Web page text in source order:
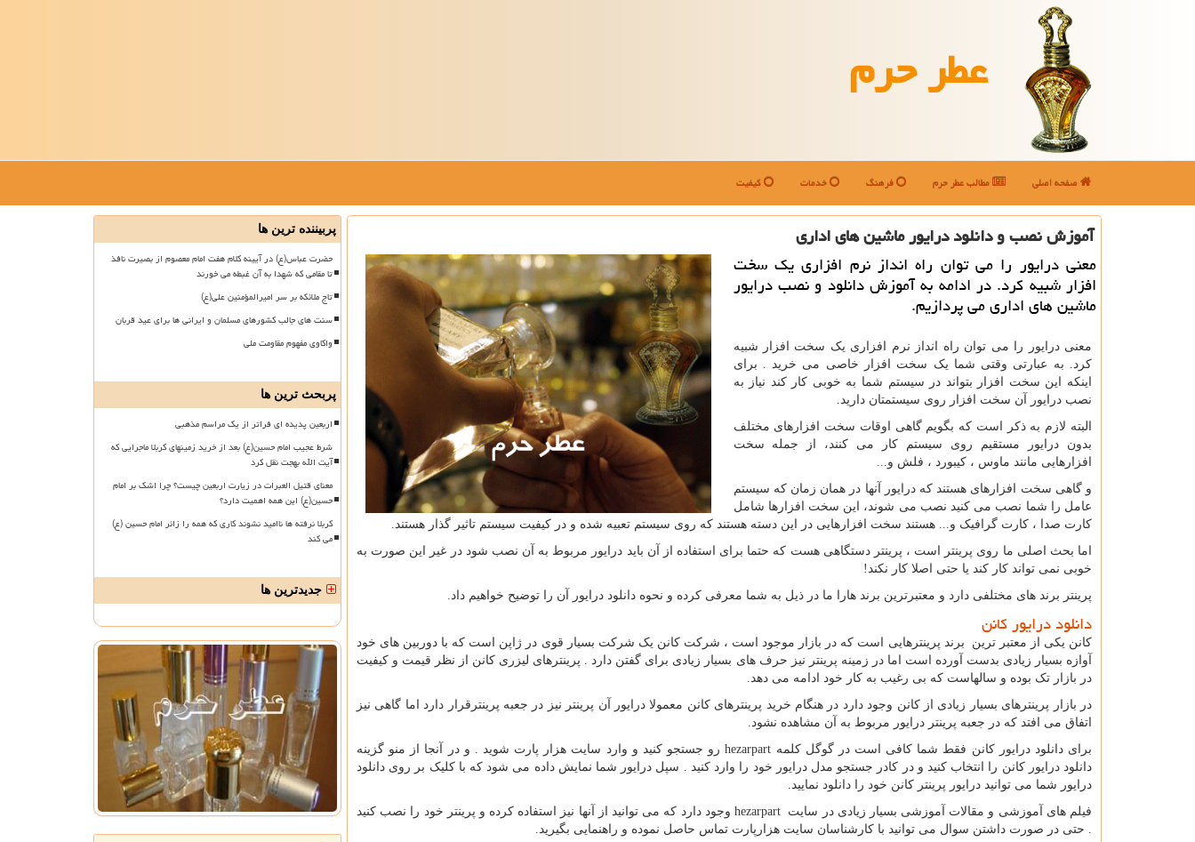
عطر حرم
صفحه اصلی مطالب عطر حرم فرهنگ خدمات کیفیت
آموزش نصب و دانلود درایور ماشین های اداری
معنی درایور را می توان راه انداز نرم افزاری یك سخت
افزار شبیه كرد. در ادامه به آموزش دانلود و نصب درایور
ماشین های اداری می پردازیم.
معنی درایور را می توان راه انداز نرم افزاری یک سخت افزار شبیه
کرد. به عبارتی وقتی شما یک سخت افزار خاصی می خرید . برای
اینکه این سخت افزار بتواند در سیستم شما به خوبی کار کند نیاز به
نصب درایور آن سخت افزار روی سیستمتان دارید.
البته لازم به ذکر است که بگویم گاهی اوقات سخت افزارهای مختلف
بدون درایور مستقیم روی سیستم کار می کنند، از جمله سخت
افزارهایی مانند ماوس ، کیبورد ، فلش و...
و گاهی سخت افزارهای هستند که درایور آنها در همان زمان که سیستم
عامل را شما نصب می کنید نصب می شوند، این سخت افزارها شامل
کارت صدا ، کارت گرافیک و... هستند سخت افزارهایی در این دسته هستند که روی سیستم تعبیه شده و در کیفیت سیستم تاثیر گذار هستند.
اما بحث اصلی ما روی پرینتر است ، پرینتر دستگاهی هست که حتما برای استفاده از آن باید درایور مربوط به آن نصب شود در غیر این صورت به
خوبی نمی تواند کار کند یا حتی اصلا کار نکند!
پرینتر برند های مختلفی دارد و معتبرترین برند هارا ما در ذیل به شما معرفی کرده و نحوه دانلود درایور آن را توضیح خواهیم داد.
دانلود درایور کانن
کانن یکی از معتبر ترین برند پرینترهایی است که در بازار موجود است ، شرکت کانن یک شرکت بسیار قوی در ژاپن است که با دوربین های خود
آوازه بسیار زیادی بدست آورده است اما در زمینه پرینتر نیز حرف های بسیار زیادی برای گفتن دارد . پرینترهای لیزری کانن از نظر قیمت و کیفیت
در بازار تک بوده و سالهاست که بی رغیب به کار خود ادامه می دهد.
در بازار پرینترهای بسیار زیادی از کانن وجود دارد در هنگام خرید پرینترهای کانن معمولا درایور آن پرینتر نیز در جعبه پرینترقرار دارد اما گاهی نیز
اتفاق می افتد که در جعبه پرینتر درایور مربوط به آن مشاهده نشود.
برای دانلود درایور کانن فقط شما کافی است در گوگل کلمه hezarpartرو جستجو کنید و وارد سایت هزار پارت شوید . و در آنجا از منو گزینه
دانلود درایور کانن را انتخاب کنید و در کادر جستجو مدل درایور خود را وارد کنید . سپل درایور شما نمایش داده می شود که با کلیک بر روی دانلود
درایور شما می توانید درایور پرینتر کانن خود را دانلود نمایید.
فیلم های آموزشی و مقالات آموزشی بسیار زیادی در سایت hezarpart وجود دارد که می توانید از آنها نیز استفاده کرده و پرینتر خود را نصب کنید
. حتی در صورت داشتن سوال می توانید با کارشناسان سایت هزارپارت تماس حاصل نموده و راهنمایی بگیرید.
پربیننده ترین ها
حضرت عباس(ع) در آیینه کلام هفت امام معصوم از بصیرت نافذ
تا مقامی که شهدا به آن غبطه می خورند
تاج ملائکه بر سر امیرالمؤمنین علی(ع)
سنت های جالب کشورهای مسلمان و ایرانی ها برای عید قربان
واکاوی مفهوم مقاومت ملی
پربحث ترین ها
اربعین پدیده ای فراتر از یک مراسم مذهبی
شرط عجیب امام حسین(ع) بعد از خرید زمینهای کربلا ماجرایی که
آیت الله بهجت نقل کرد
معنای قتیل العبرات در زیارت اربعین چیست؟ چرا اشک بر امام
حسین(ع) این همه اهمیت دارد؟
کربلا نرفته ها ناامید نشوند کاری که همه را زائر امام حسین (ع)
می کند
جدیدترین ها